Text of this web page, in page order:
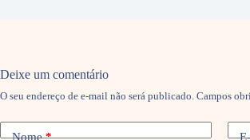
Deixe um comentário
O seu endereço de e-mail não será publicado. Campos
Nome*